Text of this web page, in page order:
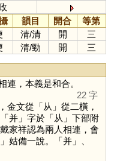
韻目 開合
等第
清/清 開
三
清/勁 開 三
連，本義是和合。
22 字
金文從「从 」從二橫，
并」字於「从 」下部附
家祥認為兩人相連，會
姑備一說。「并」、